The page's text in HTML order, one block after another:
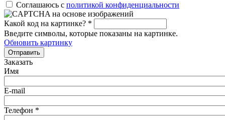
Соглашаюсь с политикой конфиденциальности
Какой код на картинке? *
Введите символы, которые показаны на картинке.
Обновить картинку
Отправить
Заказать
Имя
E-mail
Телефон *